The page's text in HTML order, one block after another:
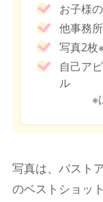
お子様
他事務
写真2枚
自己ア
※は入
写真は、バスト
のベストショッ